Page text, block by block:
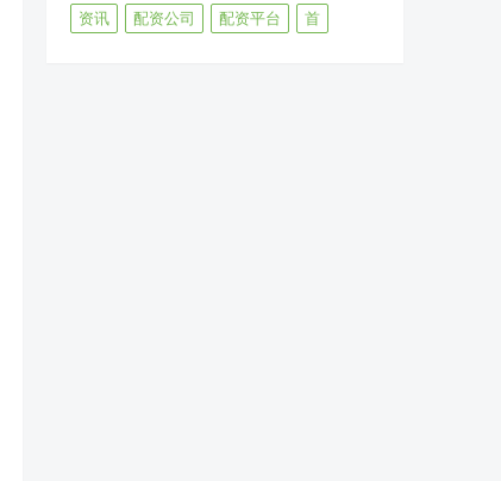
资讯
配资公司 配资平台 首